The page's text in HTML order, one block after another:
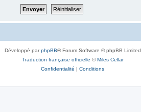
Développé parphpBB® Forum Software © phpBB Limited
Traduction française officielle ©Miles Cellar
Confidentialité | Conditions